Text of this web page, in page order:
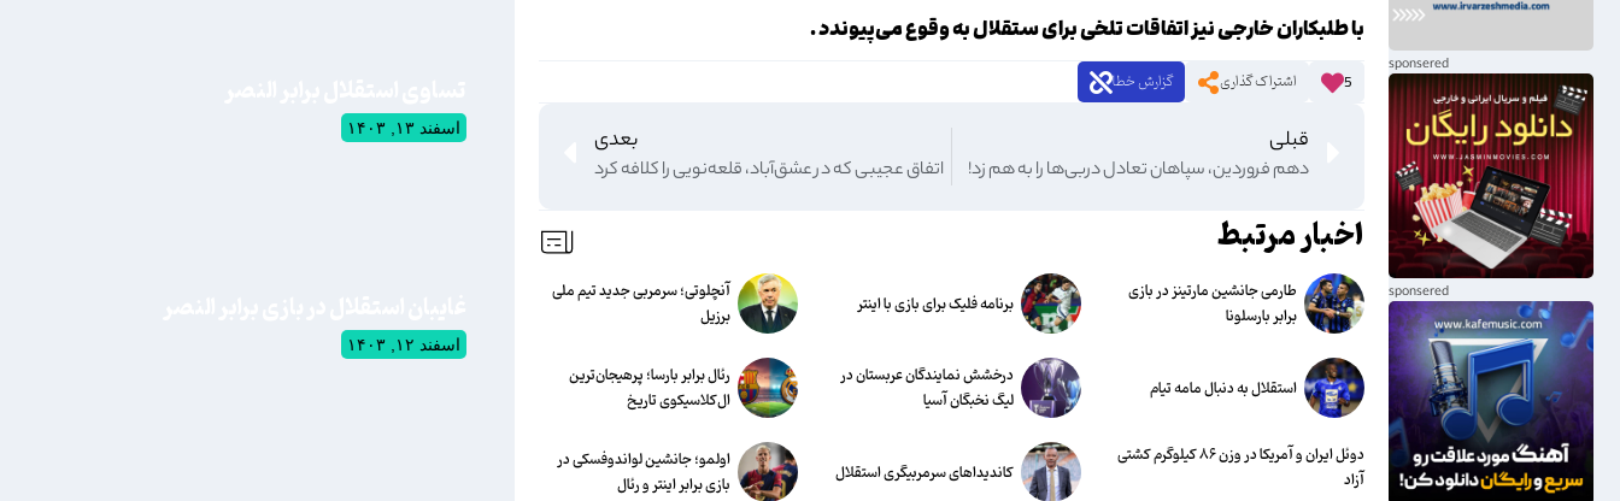
با طلبکاران خارجی نیز اتفاقات تلخی برای ستقلال به وقوع می‌پیوندد .
5 اشتراک گذاری گزارش خطا
قبلی
دهم فروردین، سپاهان تعادل دربی‌ها را به هم زد!
بعدی
اتفاق عجیبی که در عشق‌آباد، قلعه‌نویی را کلافه کرد
اخبار مرتبط
طارمی جانشین مارتینز در بازی
برابر بارسلونا
برنامه فلیک برای بازی با اینتر
آنچلوتی؛ سرمربی جدید تیم ملی
برزیل
استقلال به دنبال مامه تیام
درخشش نمایندگان عربستان در
لیگ نخبگان آسیا
رئال برابر بارسا؛ پرهیجان‌‌ترین
ال‌کلاسیکوی تاریخ
دوئل ایران و آمریکا در وزن ۸۶ کیلوگرم کشتی
آزاد
کاندیداهای سرمربیگری استقلال
اولمو؛ جانشین لواندوفسکی در
بازی برابر اینتر و رئال
اسفند ۱۳, ۱۴۰۳
اسفند ۱۲, ۱۴۰۳